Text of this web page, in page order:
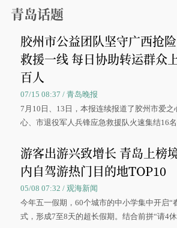
青岛话题
胶州市公益团队坚守广西抢险
救援一线 每日协助转运群众
百人
07/15 08:37 / 青岛晚报
7月10日、13日，本报连续报道了胶州市爱之
心、市退役军人兵锋应急救援队火速集结16
游客出游兴致增长 青岛上榜
内自驾游热门目的地TOP10
05/08 07:32 / 观海新闻
今年五一假期，60个城市的中小学集中开启“
式，形成7至8天的超长假期。结合前拼“请4